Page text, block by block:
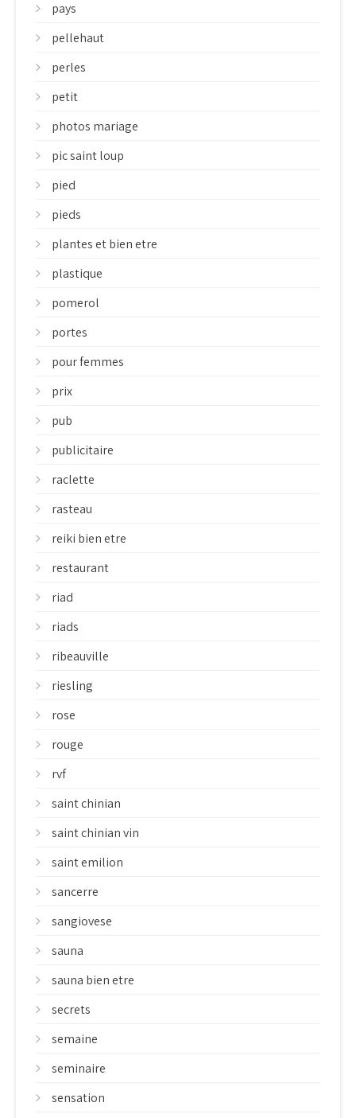
pays
pellehaut
perles
petit
photos mariage
pic saint loup
pied
pieds
plantes et bien etre
plastique
pomerol
portes
pour femmes
prix
pub
publicitaire
raclette
rasteau
reiki bien etre
restaurant
riad
riads
ribeauville
riesling
rose
rouge
rvf
saint chinian
saint chinian vin
saint emilion
sancerre
sangiovese
sauna
sauna bien etre
secrets
semaine
seminaire
sensation